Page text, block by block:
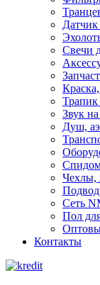
Датчик
Cвечи
Трапик
Звук
Душ,
Чехлы,
Сеть
Пол
Контакты